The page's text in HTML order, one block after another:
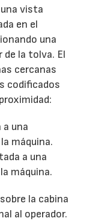
vista
en el
una
de la tolva. El
cercanas
codificados
una
máquina.
a una
máquina.
la cabina
al operador.